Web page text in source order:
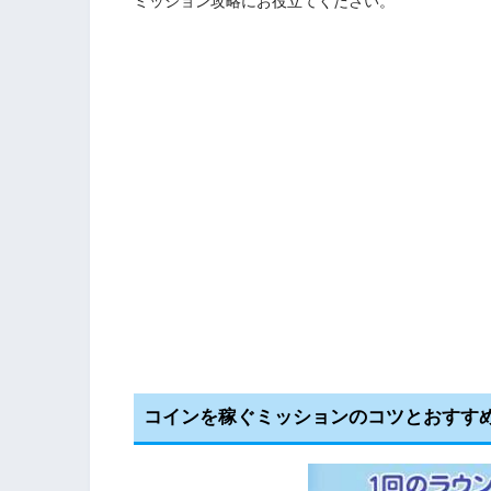
コインを稼ぐミッションのコツとおすす